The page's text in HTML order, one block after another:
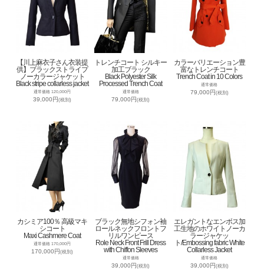
【川上麻衣子さん衣装提
供】ブラックストライプ
ノーカラージャケット
Black stripe collarless jacket
通常価格 120,000円
39,000円(税別)
トレンチコート シルキー
加工ブラック
Black Polyester Silk
Processed Trench Coat
通常価格
79,000円(税別)
カラーバリエーション豊
富なトレンチコート
Trench Coat in 10 Colors
通常価格
79,000円(税別)
カシミア100％ 高級マキ
シコート
Maxi Cashmere Coat
通常価格 170,000円
170,000円(税別)
ブラック無地シフォン袖
ロールネックフロントフ
リルワンピース
Role Neck Front Frill Dress
with Chiffon Sleeves
通常価格
39,000円(税別)
エレガントなエンボス加
工生地のホワイトノーカ
ラージャケッ
ト/Embossing fabric White
Collarless Jacket
通常価格
39,000円(税別)